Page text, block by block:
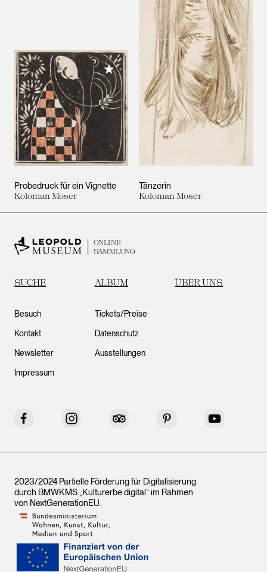
Probedruck für ein Vignette
Koloman Moser
Meiner Sammlung hinzufügen
Tänzerin
Koloman Moser
ONLINE
SAMMLUNG
SUCHE ALBUM ÜBER UNS
Besuch
Kontakt
Newsletter
Impressum
Tickets/Preise
Datenschutz
Ausstellungen
Facebook Instagram Tripadvisor Pinterest YouTube
2023/2024 Partielle Förderung für Digitalisierung
durch BMWKMS „Kulturerbe digital“ im Rahmen
von NextGenerationEU.